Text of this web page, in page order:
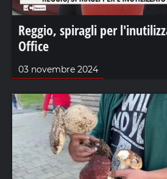
Reggio, spiragli per
Office
03 novembre 2024